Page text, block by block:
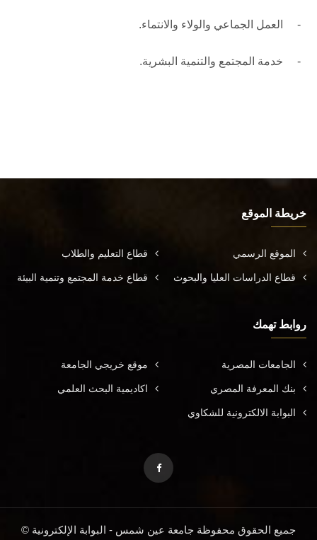
- العمل الجماعي والولاء والانتماء.
- خدمة المجتمع والتنمية البشرية.
خريطة الموقع
الموقع الرسمي قطاع التعليم والطلاب
قطاع الدراسات العليا والبحوث قطاع خدمة المجتمع وتنمية البيئة
روابط تهمك
الجامعات المصرية موقع خريجي الجامعة
بنك المعرفة المصري اكاديمية البحث العلمي
البوابة الالكترونية للشكاوي
جميع الحقوق محفوظة جامعة عين شمس - البوابة الإلكترونية ©